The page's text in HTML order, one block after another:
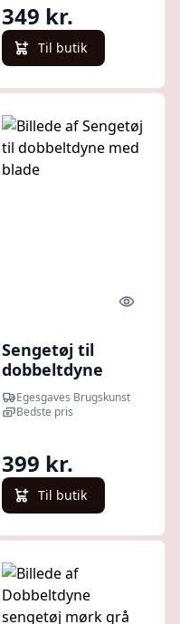
349 kr.
Til butik
Quick
Sengetøj til
dobbeltdyne
med blade
Egesgaves Brugskunst
Bedste pris
399 kr.
Til butik